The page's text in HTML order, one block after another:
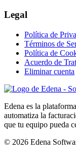
Legal
Política de
Términos de
Política de
Acuerdo de
Eliminar cuenta
Edena es la
automatiza la
que tu equipo pueda
© 2026 Edena